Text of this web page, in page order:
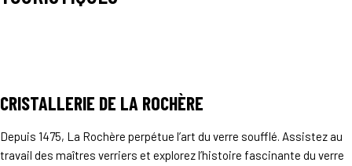
CRISTALLERIE DE LA ROCHÈRE
Depuis 1475, La Rochère perpétue l’art du verre soufflé. Assistez au
travail des maîtres verriers et explorez l’histoire fascinante du verre